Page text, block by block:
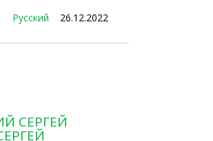
Русский 26.12.2022
СЕРГЕЙ